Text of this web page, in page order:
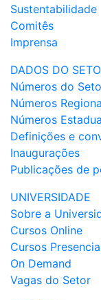
Sustentabilidade
Comitês
Imprensa
DADOS DO
Números do
Números
Números
Definições e
Inaugurações
Publicações de
UNIVERSIDADE
Sobre a
Cursos Online
Cursos
On Demand
Vagas do Setor